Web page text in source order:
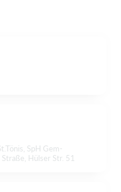
SpH Gem-
Hülser Str. 51